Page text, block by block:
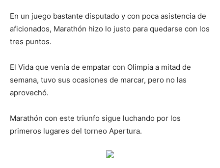
En un juego bastante disputado y con poca asistencia de
aficionados, Marathón hizo lo justo para quedarse con los
tres puntos.
El Vida que venía de empatar con Olimpia a mitad de
semana, tuvo sus ocasiones de marcar, pero no las
aprovechó.
Marathón con este triunfo sigue luchando por los
primeros lugares del torneo Apertura.